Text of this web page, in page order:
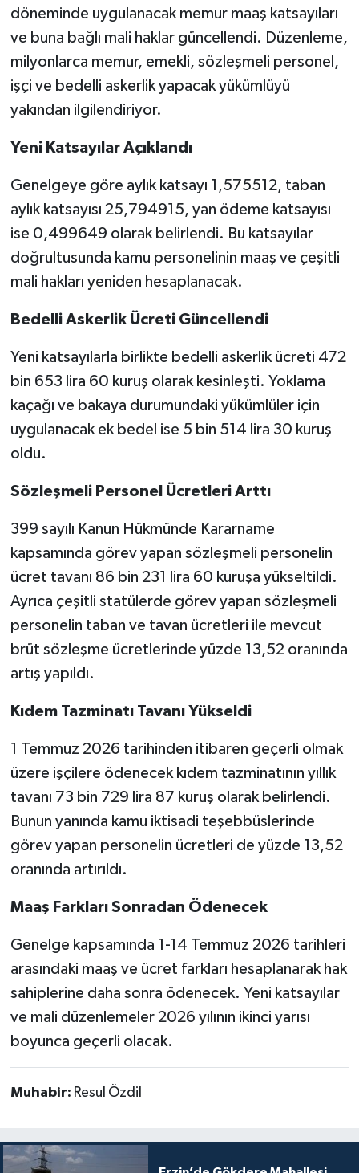
döneminde uygulanacak memur maaş katsayıları
ve buna bağlı mali haklar güncellendi. Düzenleme,
milyonlarca memur, emekli, sözleşmeli personel,
işçi ve bedelli askerlik yapacak yükümlüyü
yakından ilgilendiriyor.
Yeni Katsayılar Açıklandı
Genelgeye göre aylık katsayı 1,575512, taban
aylık katsayısı 25,794915, yan ödeme katsayısı
ise 0,499649 olarak belirlendi. Bu katsayılar
doğrultusunda kamu personelinin maaş ve çeşitli
mali hakları yeniden hesaplanacak.
Bedelli Askerlik Ücreti Güncellendi
Yeni katsayılarla birlikte bedelli askerlik ücreti 472
bin 653 lira 60 kuruş olarak kesinleşti. Yoklama
kaçağı ve bakaya durumundaki yükümlüler için
uygulanacak ek bedel ise 5 bin 514 lira 30 kuruş
oldu.
Sözleşmeli Personel Ücretleri Arttı
399 sayılı Kanun Hükmünde Kararname
kapsamında görev yapan sözleşmeli personelin
ücret tavanı 86 bin 231 lira 60 kuruşa yükseltildi.
Ayrıca çeşitli statülerde görev yapan sözleşmeli
personelin taban ve tavan ücretleri ile mevcut
brüt sözleşme ücretlerinde yüzde 13,52 oranında
artış yapıldı.
Kıdem Tazminatı Tavanı Yükseldi
1 Temmuz 2026 tarihinden itibaren geçerli olmak
üzere işçilere ödenecek kıdem tazminatının yıllık
tavanı 73 bin 729 lira 87 kuruş olarak belirlendi.
Bunun yanında kamu iktisadi teşebbüslerinde
görev yapan personelin ücretleri de yüzde 13,52
oranında artırıldı.
Maaş Farkları Sonradan Ödenecek
Genelge kapsamında 1-14 Temmuz 2026 tarihleri
arasındaki maaş ve ücret farkları hesaplanarak hak
sahiplerine daha sonra ödenecek. Yeni katsayılar
ve mali düzenlemeler 2026 yılının ikinci yarısı
boyunca geçerli olacak.
Muhabir: Resul Özdil